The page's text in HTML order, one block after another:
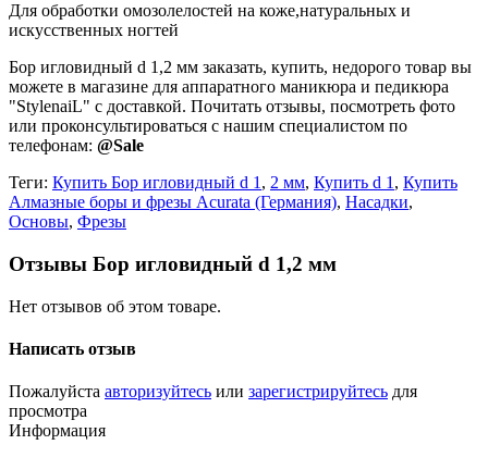
Для обработки омозолелостей на коже,натуральных и
искусственных ногтей
Бор игловидный d 1,2 мм заказать, купить, недорого товар вы
можете в магазине для аппаратного маникюра и педикюра
"StylenaiL" с доставкой. Почитать отзывы, посмотреть фото
или проконсультироваться с нашим специалистом по
телефонам: @Sale
Теги: Купить Бор игловидный d 1 , 2 мм, Купить d 1 , Купить
Алмазные боры и фрезы Acurata (Германия), Насадки,
Основы, Фрезы
Отзывы Бор игловидный d 1,2 мм
Нет отзывов об этом товаре.
Написать отзыв
Пожалуйста авторизуйтесь или зарегистрируйтесь для
просмотра
Информация